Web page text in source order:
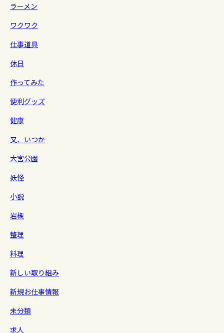
ラーメン
ワクワク
仕事道具
休日
作ってみた
便利グッズ
健康
又、いつか
大宮公園
妖怪
小説
岩槻
整理
料理
新しい取り組み
新規お仕事情報
未分類
求人